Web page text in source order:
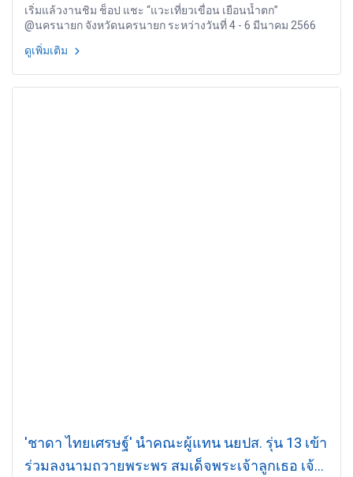
เริ่มแล้วงานชิม ช็อป แชะ “แวะเที่ยวเขื่อน เยือนน้ำตก”
@นครนายก จังหวัดนครนายก ระหว่างวันที่ 4 - 6 มีนาคม 2566
ดูเพิ่มเติม
'ชาดา ไทยเศรษฐ์' นำคณะผู้แทน นยปส. รุ่น 13 เข้า
ร่วมลงนามถวายพระพร สมเด็จพระเจ้าลูกเธอ เจ้า